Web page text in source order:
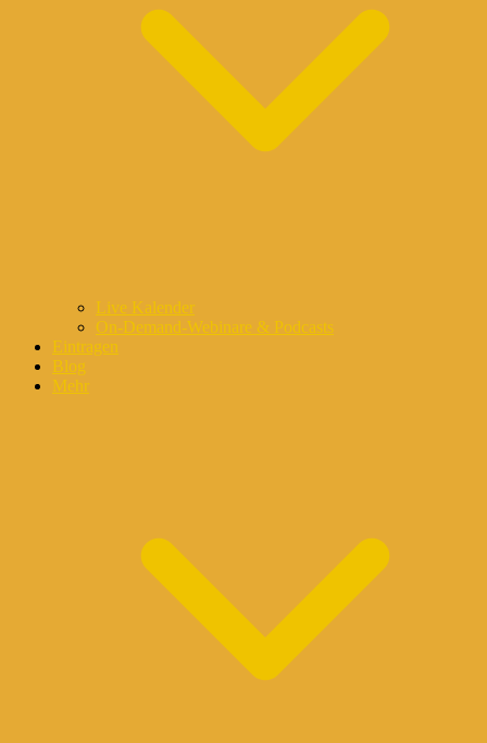
Live Kalender
On-Demand-Webinare & Podcasts
Eintragen
Blog
Mehr